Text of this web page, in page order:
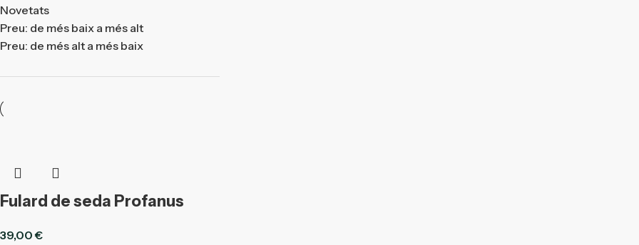
Novetats
Preu: de més baix a més alt
Preu: de més alt a més baix
Fulard de seda Profanus
39,00€